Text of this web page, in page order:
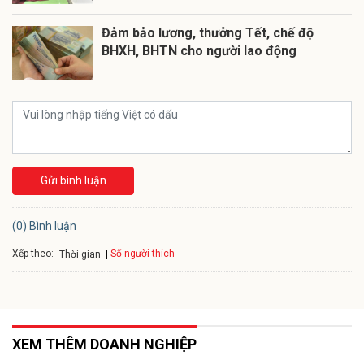
Đảm bảo lương, thưởng Tết, chế độ
BHXH, BHTN cho người lao động
Gửi bình luận
(0) Bình luận
Xếp theo: Thời gian Số người thích
XEM THÊM DOANH NGHIỆP